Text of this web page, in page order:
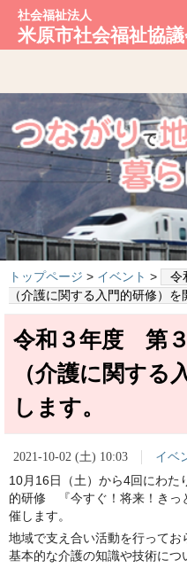
社会福祉法人
米原市社会福祉協
トップページ > イベント >
令
（介護に関する入門的研修）を
令和３年度 第
（介護に関する
します。
2021-10-02 (土) 10:03
イベ
10月16日（土）から4回にわ
的研修 『今すぐ！将来！きっ
催します。
地域で支え合い活動を行ってお
基本的な介護の知識や技術につ